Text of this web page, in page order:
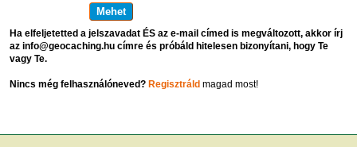
Ha elfeljetetted a jelszavadat ÉS az e-mail címed is megváltozott, akkor írj
az info@geocaching.hu címre és próbáld hitelesen bizonyítani, hogy Te
vagy Te.
Nincs még felhasználóneved? Regisztráldmagad most!